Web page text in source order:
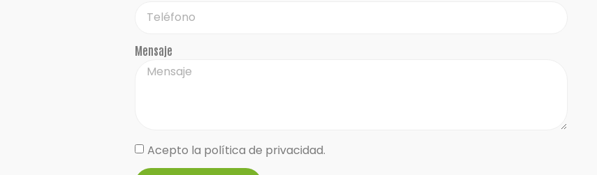
Mensaje
Acepto la política de privacidad.